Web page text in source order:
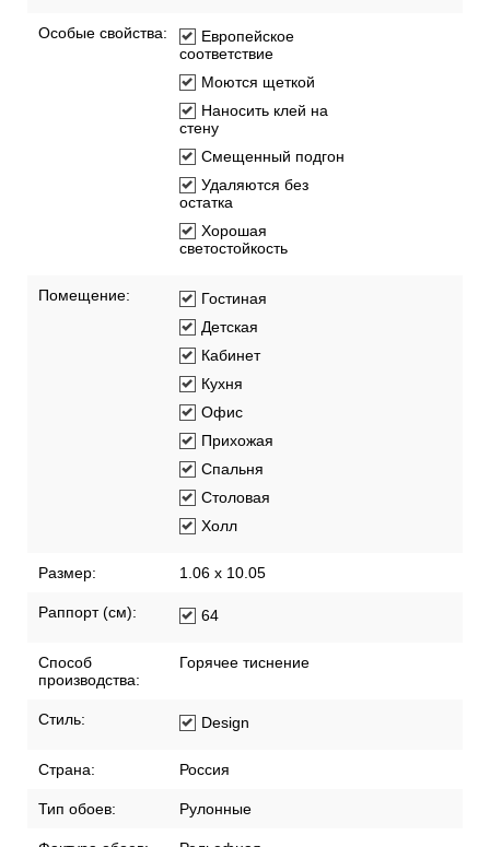
Особые свойства:
Европейское
соответствие
Моются щеткой
Наносить клей на
стену
Смещенный подгон
Удаляются без
остатка
Хорошая
светостойкость
Помещение:
Гостиная
Детская
Кабинет
Кухня
Офис
Прихожая
Спальня
Столовая
Холл
Размер: 1.06 x 10.05
Раппорт (см): 64
Способ
производства:
Горячее тиснение
Стиль: Design
Страна: Россия
Тип обоев: Рулонные